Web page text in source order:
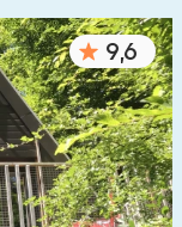
18
58
16
12
9,6